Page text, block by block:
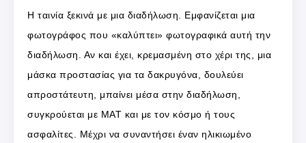
Η ταινία ξεκινά με μια διαδήλωση. Εμφανίζεται μια
φωτογράφος που «καλύπτει» φωτογραφικά αυτή την
διαδήλωση. Αν και έχει, κρεμασμένη στο χέρι της, μια
μάσκα προστασίας για τα δακρυγόνα, δουλεύει
απροστάτευτη, μπαίνει μέσα στην διαδήλωση,
συγκρούεται με ΜΑΤ και με τον κόσμο ή τους
ασφαλίτες. Μέχρι να συναντήσει έναν ηλικιωμένο